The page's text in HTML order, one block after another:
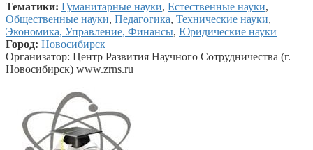
Тематики: Гуманитарные науки, Естественные науки,
Общественные науки, Педагогика, Технические науки,
Экономика, Управление, Финансы, Юридические науки
Город: Новосибирск
Организатор: Центр Развития Научного Сотрудничества (г.
Новосибирск) www.zrns.ru